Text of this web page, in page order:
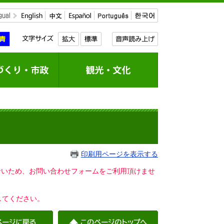
印刷用ページを表示する
ため、お問い合わせフォームをご利用頂けませ
ください。